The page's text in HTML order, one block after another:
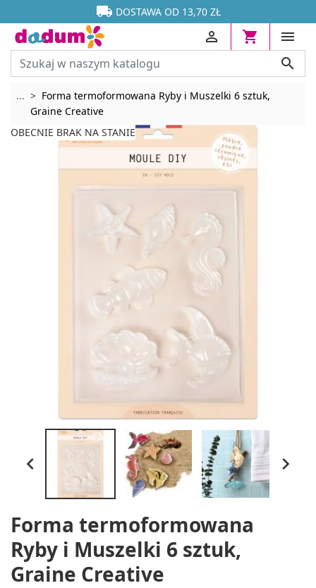

 DOSTAWA OD 13,70 ZŁ






... Rozwiń breadcrumbs
Forma termoformowana Ryby i Muszelki 6 sztuk,
Graine Creative
OBECNIE BRAK NA STANIE
 
Forma termoformowana
Ryby i Muszelki 6 sztuk,
Graine Creative